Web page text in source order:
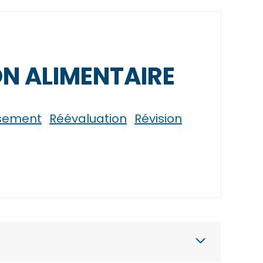
ALIMENTAIRE
Réévaluation Révision